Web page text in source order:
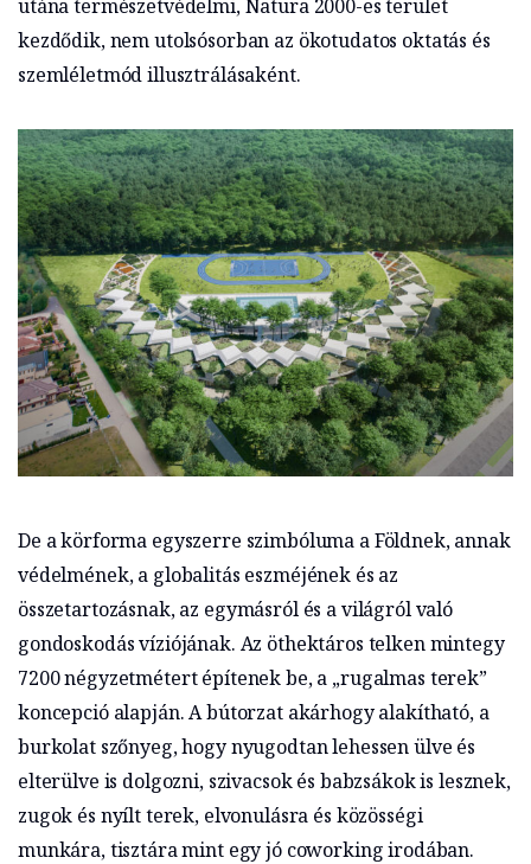
utána természetvédelmi, Natura 2000-es terület
kezdődik, nem utolsósorban az ökotudatos oktatás és
szemléletmód illusztrálásaként.
De a körforma egyszerre szimbóluma a Földnek, annak
védelmének, a globalitás eszméjének és az
összetartozásnak, az egymásról és a világról való
gondoskodás víziójának. Az öthektáros telken mintegy
7200 négyzetmétert építenek be, a „rugalmas terek”
koncepció alapján. A bútorzat akárhogy alakítható, a
burkolat szőnyeg, hogy nyugodtan lehessen ülve és
elterülve is dolgozni, szivacsok és babzsákok is lesznek,
zugok és nyílt terek, elvonulásra és közösségi
munkára, tisztára mint egy jó coworking irodában.